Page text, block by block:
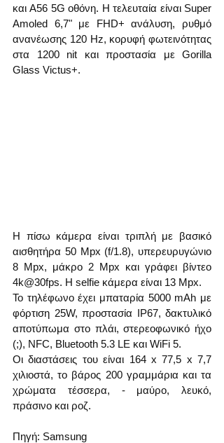
και A56 5G οθόνη. Η τελευταία είναι Super
Amoled 6,7" με FHD+ ανάλυση, ρυθμό
ανανέωσης 120 Hz, κορυφή φωτεινότητας
στα 1200 nit και προστασία με Gorilla
Glass Victus+.
Η πίσω κάμερα είναι τριπλή με βασικό
αισθητήρα 50 Mpx (f/1.8), υπερευρυγώνιο
8 Mpx, μάκρο 2 Mpx και γράφει βίντεο
4k@30fps. Η selfie κάμερα είναι 13 Mpx.
Το τηλέφωνο έχει μπαταρία 5000 mAh με
φόρτιση 25W, προστασία IP67, δακτυλικό
αποτύπωμα στο πλάι, στερεοφωνικό ήχο
(;), NFC, Bluetooth 5.3 LE και WiFi 5.
Οι διαστάσεις του είναι 164 x 77,5 x 7,7
χιλιοστά, το βάρος 200 γραμμάρια και τα
χρώματα τέσσερα, - μαύρο, λευκό,
πράσινο και ροζ.
Πηγή: Samsung